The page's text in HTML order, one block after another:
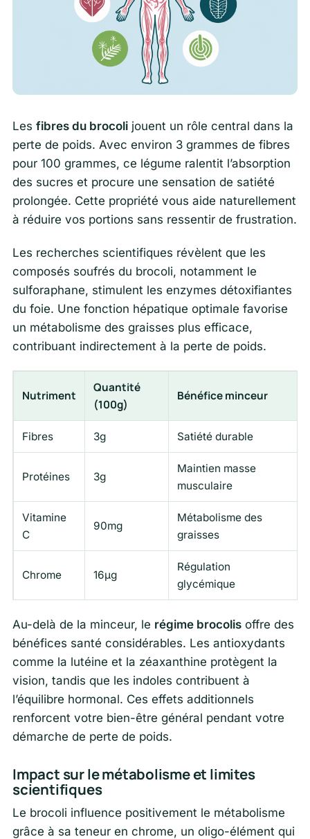
Les fibres du brocoli jouent un rôle central dans la
perte de poids. Avec environ 3 grammes de fibres
pour 100 grammes, ce légume ralentit l’absorption
des sucres et procure une sensation de satiété
prolongée. Cette propriété vous aide naturellement
à réduire vos portions sans ressentir de frustration.
Les recherches scientifiques révèlent que les
composés soufrés du brocoli, notamment le
sulforaphane, stimulent les enzymes détoxifiantes
du foie. Une fonction hépatique optimale favorise
un métabolisme des graisses plus efficace,
contribuant indirectement à la perte de poids.
Nutriment
Quantité
(100g)
Bénéfice minceur
Fibres 3g Satiété durable
Protéines 3g
Maintien masse
musculaire
Vitamine
C
90mg
Métabolisme des
graisses
Chrome 16μg
Régulation
glycémique
Au-delà de la minceur, le régime brocolis offre des
bénéfices santé considérables. Les antioxydants
comme la lutéine et la zéaxanthine protègent la
vision, tandis que les indoles contribuent à
l’équilibre hormonal. Ces effets additionnels
renforcent votre bien-être général pendant votre
démarche de perte de poids.
Impact sur le métabolisme et limites
scientifiques
Le brocoli influence positivement le métabolisme
grâce à sa teneur en chrome, un oligo-élément qui